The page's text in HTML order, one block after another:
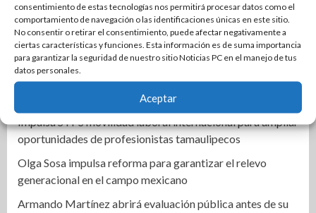
consentimiento de estas tecnologías nos permitirá procesar datos como el
comportamiento de navegación o las identificaciones únicas en este sitio.
No consentir o retirar el consentimiento, puede afectar negativamente a
ciertas características y funciones. Esta información es de suma importancia
para garantizar la seguridad de nuestro sitio Noticias PC en el manejo de tus
datos personales.
Aceptar
Consolida Mónica Villarreal programa ‘Mujeres que
Cuidan’ con 2 mil beneficiarias
«Fortalecemos la capacitación para responder a los
nuevos desafíos laborales» : Américo
Justicia para Dafne reabre heridas familiares y legales
Impulsa STPS movilidad laboral internacional para ampliar
oportunidades de profesionistas tamaulipecos
Olga Sosa impulsa reforma para garantizar el relevo
generacional en el campo mexicano
Armando Martínez abrirá evaluación pública antes de su